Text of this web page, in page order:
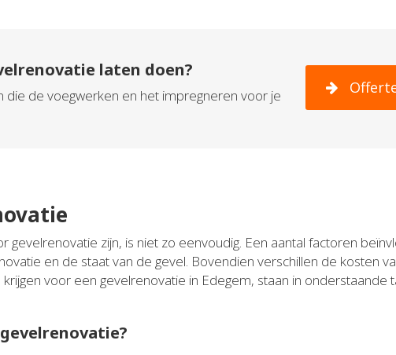
laten doen?
die de voegwerken en het impregneren voor je
gevelrenovatie zijn, is niet zo eenvoudig. Een aantal factoren
en de staat van de gevel. Bovendien verschillen de kosten
voor een gevelrenovatie in Edegem, staan in onderstaande